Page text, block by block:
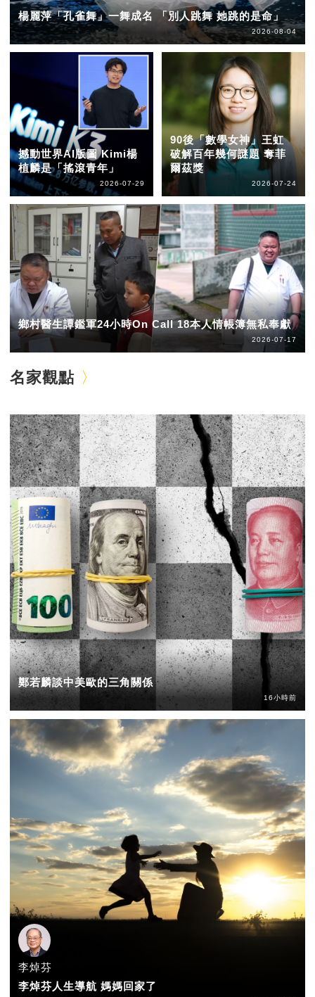
楊麗萍「孔雀舞」一舞成名 「別人跳舞 她跳的是命」
2026-08-04
撼動世界AI版圖 Kimi楊
植麟是「搖滾青年」
2026-07-29
90後「數學女神」王虹
破解百年幾何謎題 奪菲
爾茲獎
2026-07-24
鄉村醫生譚鑑軍24小時On Call 18本人情帳簿無私奉獻
2026-07-17
名家觀點
鄭若麟談中美歐的三角關係
16小時前
李焯芬
李焯芬人生導航 媽媽回家了